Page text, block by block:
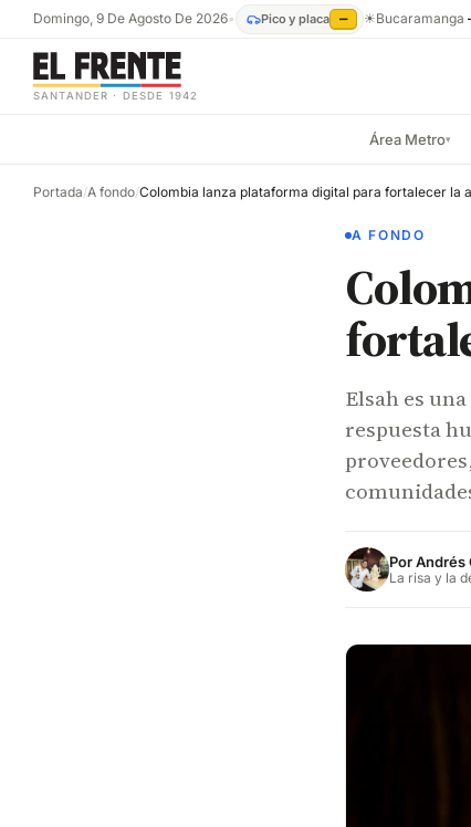
Domingo, 9 De Agosto De 2026• Pico y placa — ☀Bucaramanga
SANTANDER · DESDE 1942
Área Metro▾
Portada/A fondo/
A FONDO
Elsah es
respuesta
PorAndrés
La risa y la